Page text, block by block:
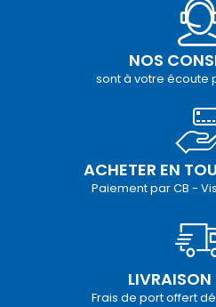
NOS
sont à votre écoute
ACHETER EN
Paiement par CB -
LIVRAISON
Frais de port offert